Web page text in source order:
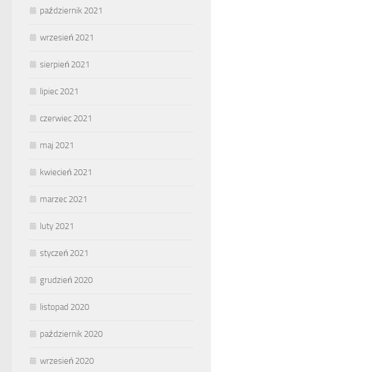
październik 2021
wrzesień 2021
sierpień 2021
lipiec 2021
czerwiec 2021
maj 2021
kwiecień 2021
marzec 2021
luty 2021
styczeń 2021
grudzień 2020
listopad 2020
październik 2020
wrzesień 2020